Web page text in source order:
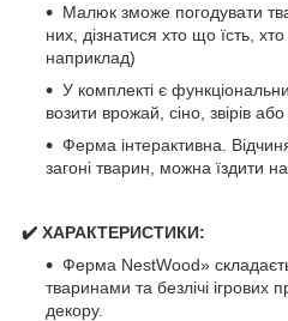
Малюк зможе погодувати
них, дізнатися хто що їсть,
наприклад)
У комплекті є
возити врожай, сіно, звірів
Ферма інтерактивна.
загоні тварин, можна їздити на
✔️ ХАРАКТЕРИСТИКИ:
Ферма NestWood»
тваринами та безлічі ігрових
декору.